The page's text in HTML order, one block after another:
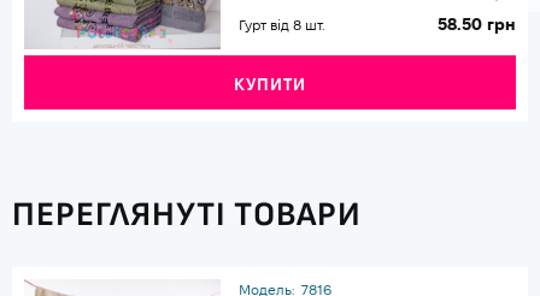
Гурт від 8 шт. 58.50 грн
КУПИТИ
ПЕРЕГЛЯНУТІ ТОВАРИ
Модель: 7816